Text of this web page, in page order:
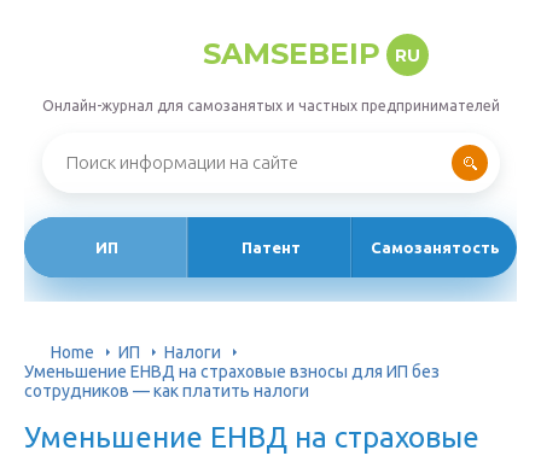
SAMSEBEIP RU
Онлайн-журнал для самозанятых и частных предпринимателей
ИП Патент Самозанятость
Home ИП
Налоги
Уменьшение ЕНВД на страховые взносы для ИП без
сотрудников — как платить налоги
Уменьшение ЕНВД на страховые